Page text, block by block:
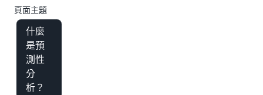
頁面主題
什麼
是預
測性
分
析？